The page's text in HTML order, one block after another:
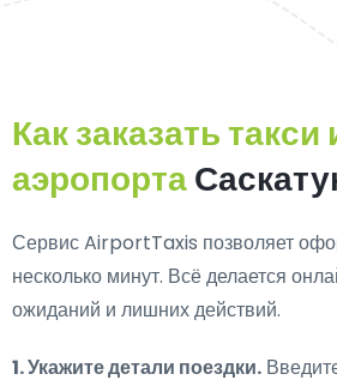
Как заказать такси
аэропорта
Сервис AirportTaxis позволяет
несколько минут. Всё делается
ожиданий и лишних действий.
1. Укажите детали поездки.